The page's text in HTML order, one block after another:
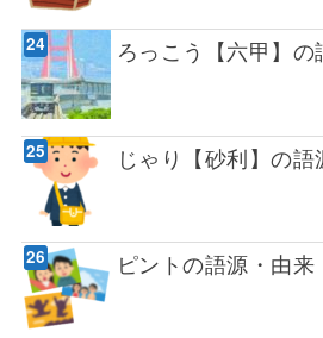
ろっこう【六甲】
じゃり【砂利】の語
ピントの語源・由来